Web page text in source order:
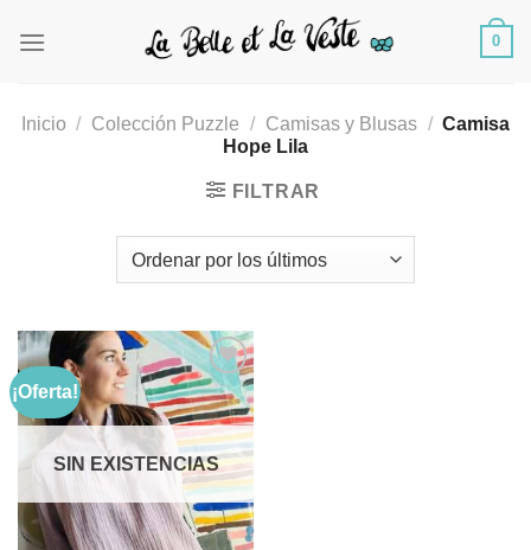
0
Inicio / Colección Puzzle / Camisas y Blusas / Camisa
Hope Lila
FILTRAR
¡Oferta!
Añadir
a la
lista de
deseos
SIN EXISTENCIAS